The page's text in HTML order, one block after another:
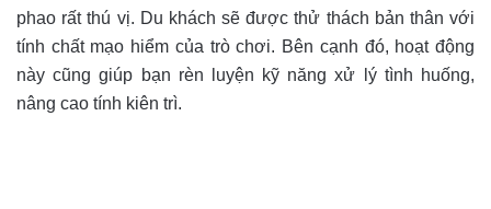
phao rất thú vị. Du khách sẽ được thử thách bản thân với
tính chất mạo hiểm của trò chơi. Bên cạnh đó, hoạt động
này cũng giúp bạn rèn luyện kỹ năng xử lý tình huống,
nâng cao tính kiên trì.